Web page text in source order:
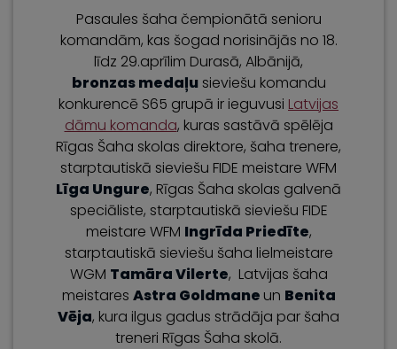
Pasaules šaha čempionātā senioru
komandām, kas šogad norisinājās no 18.
līdz 29.aprīlim Durasā, Albānijā,
bronzas medaļusieviešu komandu
konkurencē S65 grupā ir ieguvusi Latvijas
dāmu komanda, kuras sastāvā spēlēja
Rīgas Šaha skolas direktore, šaha trenere,
starptautiskā sieviešu FIDE meistare WFM
Līga Ungure, Rīgas Šaha skolas galvenā
speciāliste, starptautiskā sieviešu FIDE
meistare WFM Ingrīda Priedīte,
starptautiskā sieviešu šaha lielmeistare
WGM Tamāra Vilerte, Latvijas šaha
meistares Astra Goldmane un Benita
Vēja, kura ilgus gadus strādāja par šaha
treneri Rīgas Šaha skolā.